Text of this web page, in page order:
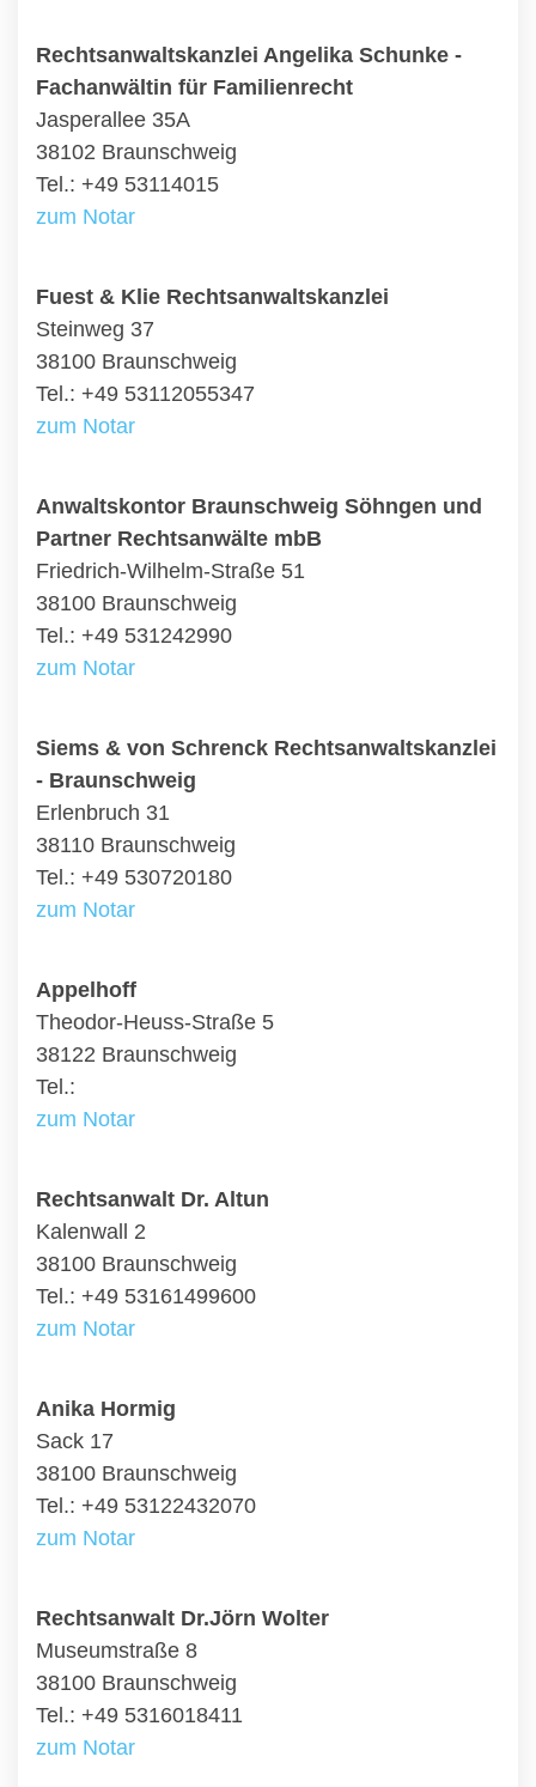
Rechtsanwaltskanzlei Angelika Schunke -
Fachanwältin für Familienrecht
Jasperallee 35A
38102 Braunschweig
Tel.: +49 53114015
zum Notar
Fuest & Klie Rechtsanwaltskanzlei
Steinweg 37
38100 Braunschweig
Tel.: +49 53112055347
zum Notar
Anwaltskontor Braunschweig Söhngen und
Partner Rechtsanwälte mbB
Friedrich-Wilhelm-Straße 51
38100 Braunschweig
Tel.: +49 531242990
zum Notar
Siems & von Schrenck Rechtsanwaltskanzlei
- Braunschweig
Erlenbruch 31
38110 Braunschweig
Tel.: +49 530720180
zum Notar
Appelhoff
Theodor-Heuss-Straße 5
38122 Braunschweig
Tel.:
zum Notar
Rechtsanwalt Dr. Altun
Kalenwall 2
38100 Braunschweig
Tel.: +49 53161499600
zum Notar
Anika Hormig
Sack 17
38100 Braunschweig
Tel.: +49 53122432070
zum Notar
Rechtsanwalt Dr.Jörn Wolter
Museumstraße 8
38100 Braunschweig
Tel.: +49 5316018411
zum Notar